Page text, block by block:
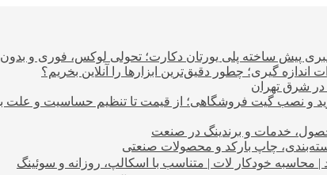
گچبری پیش ساخته پلی یورتان دکارت؛ تحولی لوکس، فوری و
اندازه گیری؛ چطور دقیق‌ترین ابزارها را آنلاین بخریم؟
شرق تهران
و نصب گیت فروشگاهی؛ از قیمت تا تنظیم حساسیت و علت
خدمات و برندینگ در صنعت
چاپ بارکد و محصولات صنعتی
خودکار لات | متناسب با اسکالپ، روزانه و سوئینگ